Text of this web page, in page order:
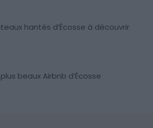
hantés d’Écosse à découvrir
beaux Airbnb d’Écosse